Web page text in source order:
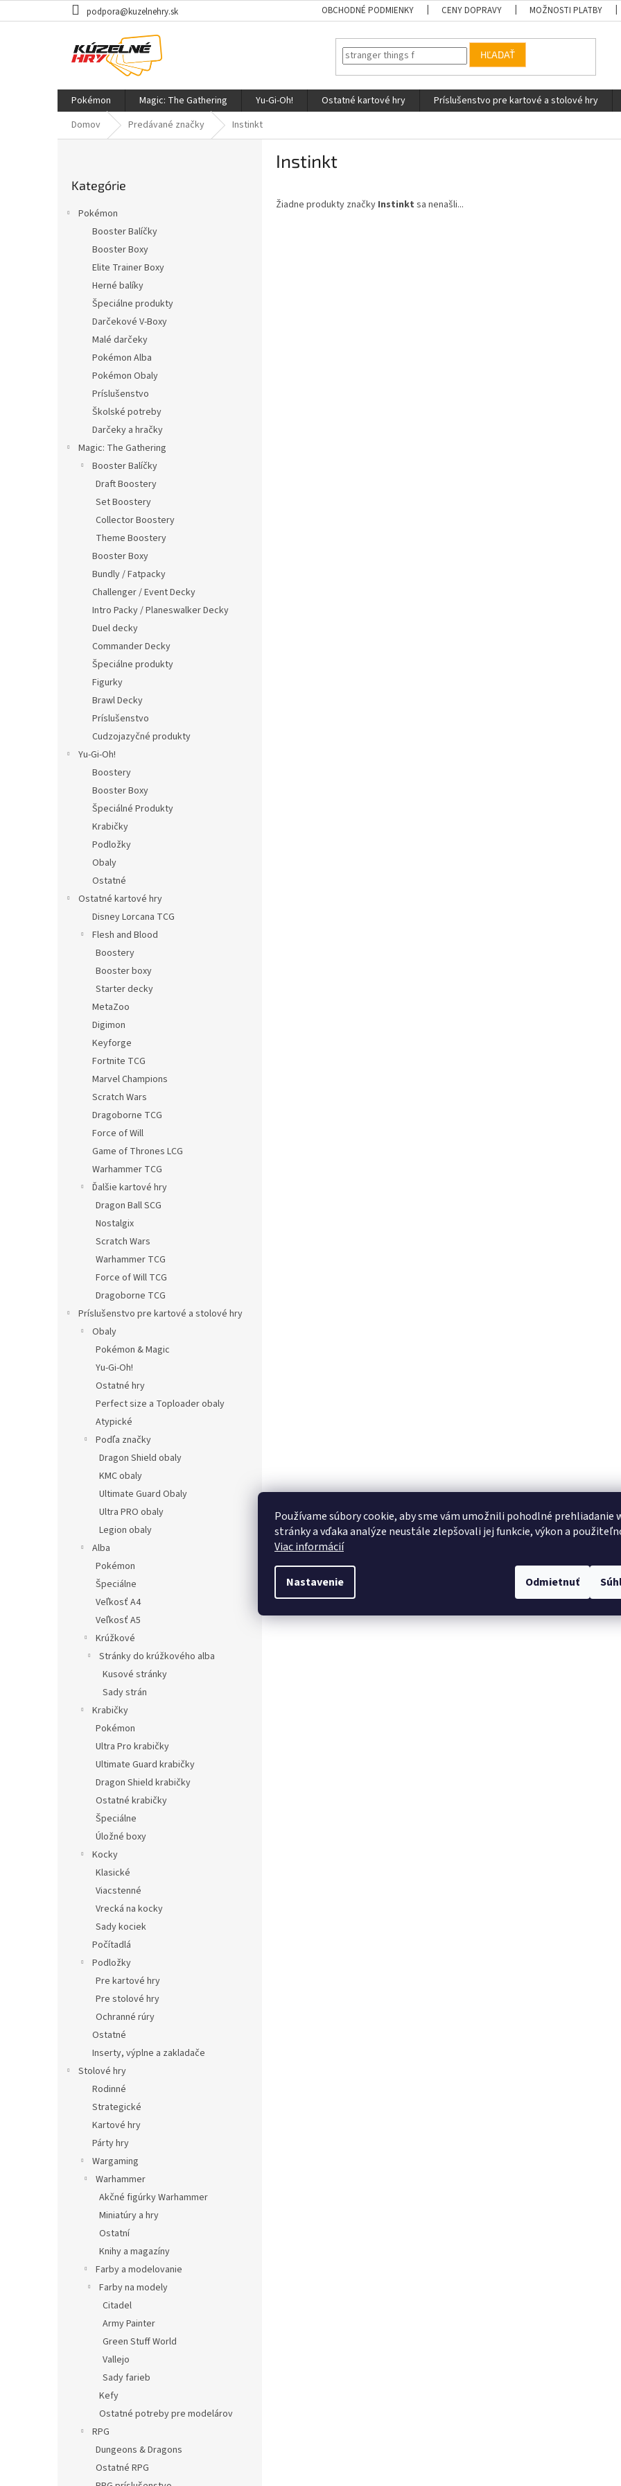
Používame súbory cookie, aby sme vám umožnili pohodlné prehliadanie
stránky a vďaka analýze neustále zlepšovali jej funkcie, výkon a
Viac informácií
Nastavenie Odmietnuť
na
podpora@kuzelnehry.sk OBCHODNÉ PODMIENKY CENY DOPRAVY MOŽNOSTI PLATBY
HĽADAŤ
Pokémon Magic: The Gathering Yu-Gi-Oh! Ostatné kartové hry Príslušenstvo pre kartové a stolové hry
Domov
Predávané značky Instinkt
kategórie
Kategórie
Pokémon
Booster Balíčky
Booster Boxy
Elite Trainer Boxy
Herné balíky
Špeciálne produkty
Darčekové V-Boxy
Malé darčeky
Pokémon Alba
Pokémon Obaly
Príslušenstvo
Školské potreby
Darčeky a hračky
Magic: The Gathering
Booster Balíčky
Draft Boostery
Set Boostery
Collector Boostery
Theme Boostery
Booster Boxy
Bundly / Fatpacky
Challenger / Event Decky
Intro Packy / Planeswalker Decky
Duel decky
Commander Decky
Špeciálne produkty
Figurky
Brawl Decky
Príslušenstvo
Cudzojazyčné produkty
Yu-Gi-Oh!
Boostery
Booster Boxy
Špeciálné Produkty
Krabičky
Podložky
Obaly
Ostatné
Ostatné kartové hry
Disney Lorcana TCG
Flesh and Blood
Boostery
Booster boxy
Starter decky
MetaZoo
Digimon
Keyforge
Fortnite TCG
Marvel Champions
Scratch Wars
Dragoborne TCG
Force of Will
Game of Thrones LCG
Warhammer TCG
Ďalšie kartové hry
Dragon Ball SCG
Nostalgix
Scratch Wars
Warhammer TCG
Force of Will TCG
Dragoborne TCG
Príslušenstvo pre kartové a stolové hry
Obaly
Pokémon & Magic
Yu-Gi-Oh!
Ostatné hry
Perfect size a Toploader obaly
Atypické
Podľa značky
Dragon Shield obaly
KMC obaly
Ultimate Guard Obaly
Ultra PRO obaly
Legion obaly
Alba
Pokémon
Špeciálne
Veľkosť A4
Veľkosť A5
Krúžkové
Stránky do krúžkového alba
Kusové stránky
Sady strán
Krabičky
Pokémon
Ultra Pro krabičky
Ultimate Guard krabičky
Dragon Shield krabičky
Ostatné krabičky
Špeciálne
Úložné boxy
Kocky
Klasické
Viacstenné
Vrecká na kocky
Sady kociek
Počítadlá
Podložky
Pre kartové hry
Pre stolové hry
Ochranné rúry
Ostatné
Inserty, výplne a zakladače
Stolové hry
Rodinné
Strategické
Kartové hry
Párty hry
Wargaming
Warhammer
Akčné figúrky Warhammer
Miniatúry a hry
Ostatní
Knihy a magazíny
Farby a modelovanie
Farby na modely
Citadel
Army Painter
Green Stuff World
Vallejo
Sady farieb
Kefy
Ostatné potreby pre modelárov
RPG
Dungeons & Dragons
Ostatné RPG
Instinkt
Žiadne produkty značky Instinkt sa nenašli...